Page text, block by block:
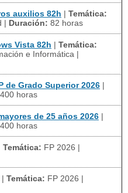
auxilios 82h | Temática:
| Duración: 82 horas
Vista 82h | Temática:
e Informática |
de Grado Superior 2026 |
400 horas
de 25 años 2026 |
400 horas
Temática: FP 2026 |
| Temática: FP 2026 |